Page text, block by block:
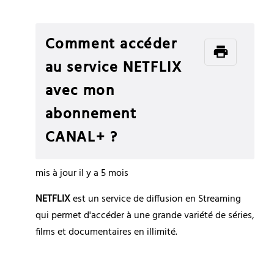
Comment accéder
au service NETFLIX
avec mon
abonnement
CANAL+ ?
mis à jour il y a 5 mois
NETFLIX est un service de diffusion en Streaming
qui permet d'accéder à une grande variété de séries,
films et documentaires en illimité.